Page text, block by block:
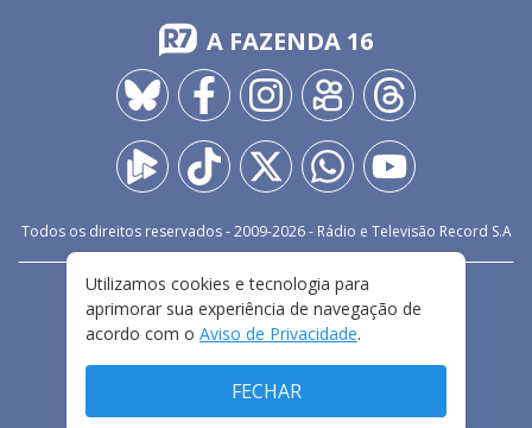
A FAZENDA 16
Todos os direitos reservados - 2009-2026- Rádio e Televisão Record S.A
FALE CONOSCO
PRIVACIDADE
TERMOS E CONDIÇÕES DE USO
Utilizamos cookies e tecnologia para
aprimorar sua experiência de navegação de
acordo com o Aviso de Privacidade.
FECHAR